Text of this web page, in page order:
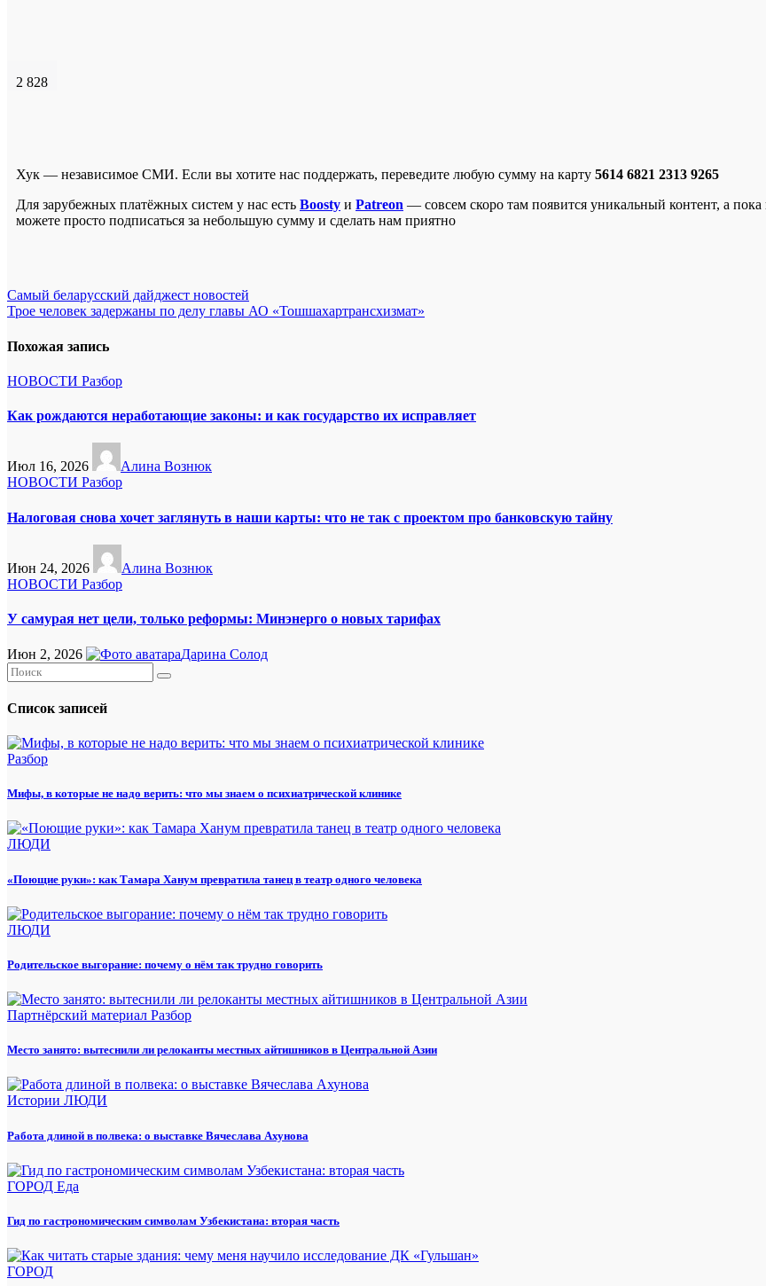
2 828
Хук — независимое СМИ. Если вы хотите нас поддержать, переведите любую сумму на карту 5614 6821 2313 9265
Для зарубежных платёжных систем у нас есть Boosty и Patreon — совсем скоро там появится уникальный контент, а
можете просто подписаться за небольшую сумму и сделать нам приятно
Навигация
по
записям
Самый беларусский дайджест новостей
Трое человек задержаны по делу главы АО «Тошшахартрансхизмат»
Похожая запись
НОВОСТИ Разбор
Как рождаются неработающие законы: и как государство их исправляет
Июл 16, 2026
Алина Вознюк
НОВОСТИ Разбор
Налоговая снова хочет заглянуть в наши карты: что не так с проектом про банковскую тайну
Июн 24, 2026
Алина Вознюк
НОВОСТИ Разбор
У самурая нет цели, только реформы: Минэнерго о новых тарифах
Июн 2, 2026 Дарина Солод
Список записей
Разбор
Мифы, в которые не надо верить: что мы знаем о психиатрической клинике
ЛЮДИ
«Поющие руки»: как Тамара Ханум превратила танец в театр одного человека
ЛЮДИ
Родительское выгорание: почему о нём так трудно говорить
Партнёрский материал Разбор
Место занято: вытеснили ли релоканты местных айтишников в Центральной Азии
Истории ЛЮДИ
Работа длиной в полвека: о выставке Вячеслава Ахунова
ГОРОД Еда
Гид по гастрономическим символам Узбекистана: вторая часть
ГОРОД